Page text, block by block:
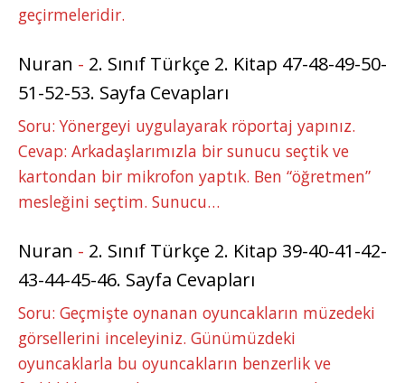
geçirmeleridir.
Nuran - 2. Sınıf Türkçe 2. Kitap 47-48-49-50-
51-52-53. Sayfa Cevapları
Soru: Yönergeyi uygulayarak röportaj yapınız.
Cevap: Arkadaşlarımızla bir sunucu seçtik ve
kartondan bir mikrofon yaptık. Ben “öğretmen”
mesleğini seçtim. Sunucu…
Nuran - 2. Sınıf Türkçe 2. Kitap 39-40-41-42-
43-44-45-46. Sayfa Cevapları
Soru: Geçmişte oynanan oyuncakların müzedeki
görsellerini inceleyiniz. Günümüzdeki
oyuncaklarla bu oyuncakların benzerlik ve